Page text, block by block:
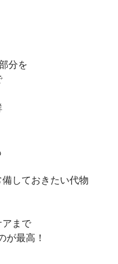
分を
しておきたい代物
まで
が最高！